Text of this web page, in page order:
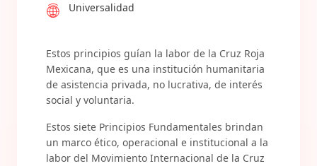
Universalidad
Estos principios guían la labor de la Cruz Roja
Mexicana, que es una institución humanitaria
de asistencia privada, no lucrativa, de interés
social y voluntaria.
Estos siete Principios Fundamentales brindan
un marco ético, operacional e institucional a la
labor del Movimiento Internacional de la Cruz